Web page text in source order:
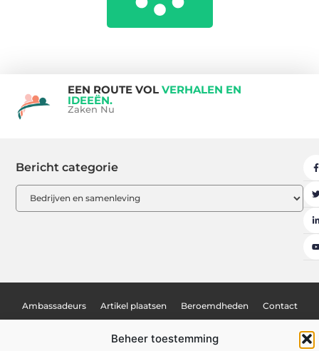
Beheer toestemming
EEN ROUTE VOL VERHALEN EN
IDEEËN.
Zaken Nu
Bericht categorie
Ambassadeurs Artikel plaatsen Beroemdheden Contact